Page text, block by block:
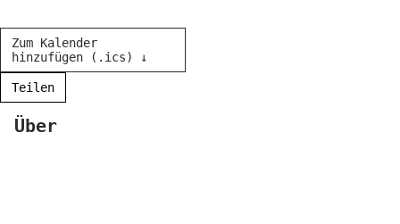
Login
Zum Kalender
hinzufügen (.ics) ↓
Teilen
Über